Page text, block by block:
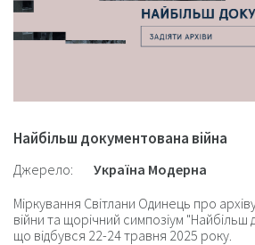
Найбільш документована війна
Джерело:
Україна Модерна
Міркування Світлани Одинець про
війни та щорічний симпозіум "Найбільш
що відбувся 22-24 травня 2025 року.